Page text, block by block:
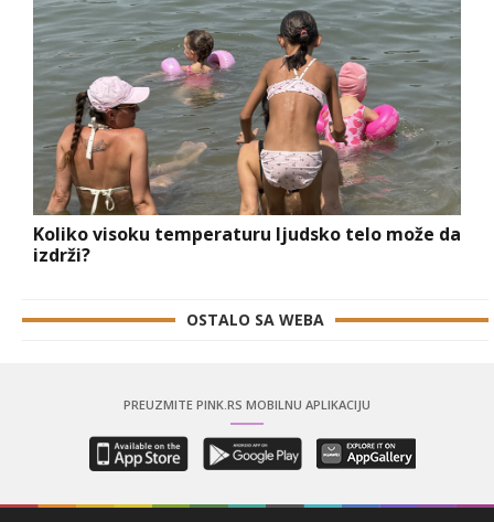
Koliko visoku temperaturu ljudsko telo može da
izdrži?
OSTALO SA WEBA
PREUZMITE PINK.RS MOBILNU APLIKACIJU